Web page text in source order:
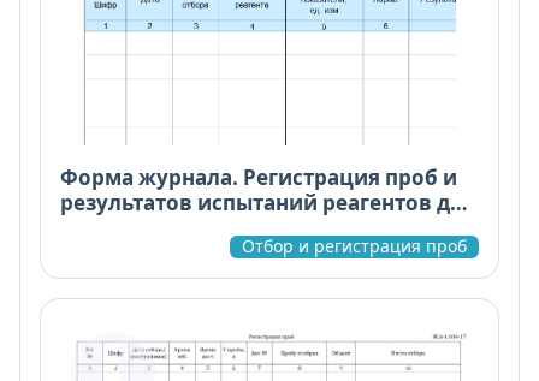
Форма журнала. Регистрация проб и
результатов испытаний реагентов для
Отбор и регистрация проб